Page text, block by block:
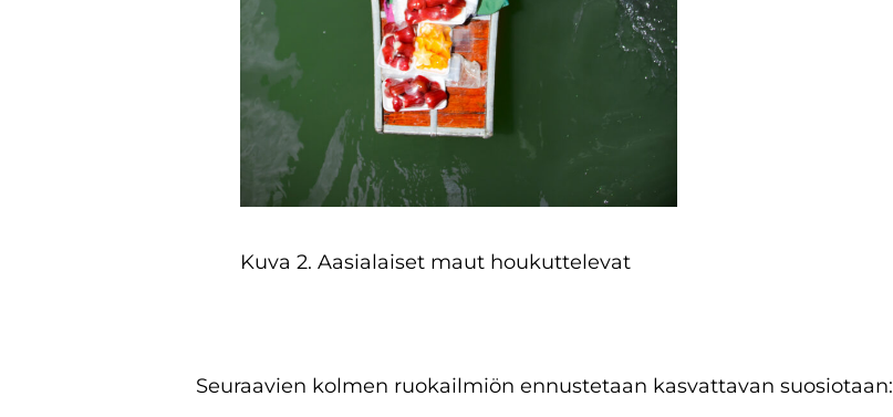
Kuva 2. Aasialaiset maut houkuttelevat
Seuraavien kolmen ruokailmiön ennustetaan kasvattavan suosiotaan: